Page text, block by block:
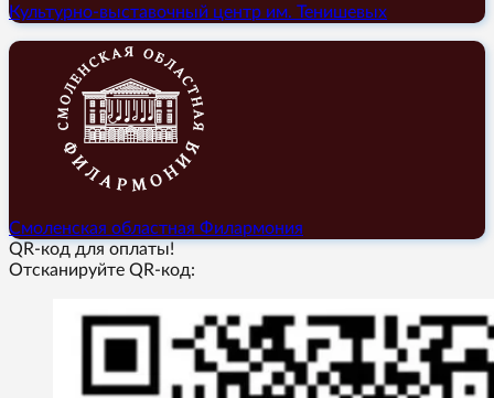
Культурно-выставочный центр им. Тенишевых
Смоленская областная Филармония
QR-код для оплаты!
Отсканируйте QR-код: